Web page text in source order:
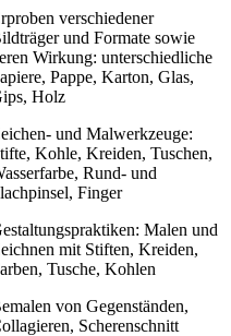
verschiedener
und Formate sowie
Wirkung: unterschiedliche
Pappe, Karton, Glas,
Holz
und Malwerkzeuge:
Kohle, Kreiden, Tuschen,
Rund- und
Finger
Malen und
mit Stiften, Kreiden,
Tusche, Kohlen
von Gegenständen,
Scherenschnitt